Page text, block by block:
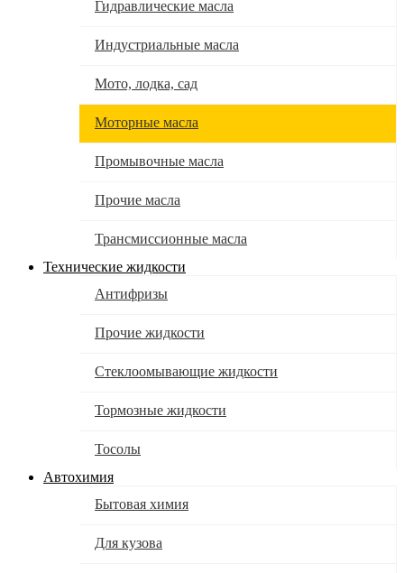
Гидравлические масла
Индустриальные масла
Мото, лодка, сад
Моторные масла
Промывочные масла
Прочие масла
Трансмиссионные масла
Технические жидкости
Антифризы
Прочие жидкости
Стеклоомывающие жидкости
Тормозные жидкости
Тосолы
Автохимия
Бытовая химия
Для кузова